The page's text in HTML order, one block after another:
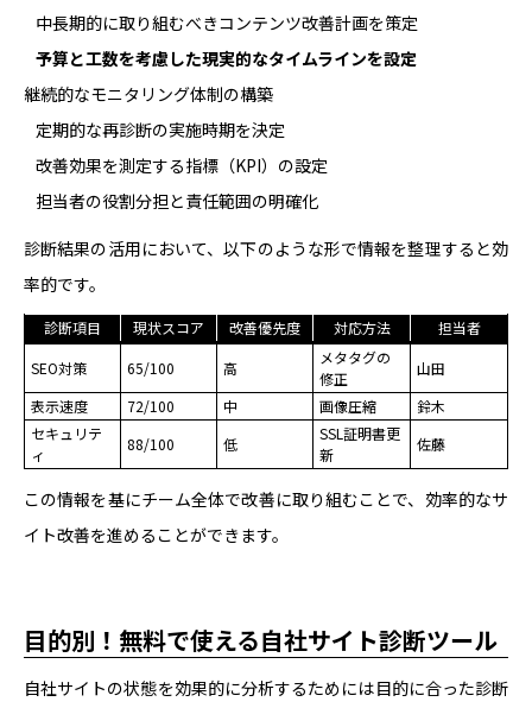
中長期的に取り組むべきコンテンツ改善計画を策定
予算と工数を考慮した現実的なタイムラインを設定
継続的なモニタリング体制の構築
定期的な再診断の実施時期を決定
改善効果を測定する指標（KPI）の設定
担当者の役割分担と責任範囲の明確化
診断結果の活用において、以下のような形で情報を整理すると効
率的です。
診断項目 現状スコア 改善優先度 対応方法
担当者
SEO対策
65/100 高
メタタグの
修正
山田
表示速度
72/100 中 画像圧縮
鈴木
セキュリテ
ィ
88/100 低
SSL証明書更
新
佐藤
この情報を基にチーム全体で改善に取り組むことで、効率的なサ
イト改善を進めることができます。
目的別！無料で使える自社サイト診断ツール
自社サイトの状態を効果的に分析するためには目的に合った診断